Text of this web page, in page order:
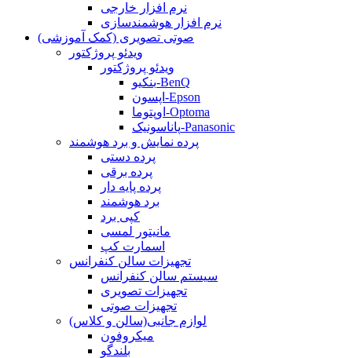
نرم افزار خارجی
نرم افزار هوشمندسازی
صوتی تصویری (کمک آموزشی)
ویدئو پروژکتور
ویدئو پروژکتور
بنکیو-BenQ
اپسون-Epson
اوپتوما-Optoma
پاناسونیک-Panasonic
پرده نمایش و برد هوشمند
پرده دستی
پرده برقی
پرده پایه دار
برد هوشمند
کپی برد
مانیتور لمسی
اسمارت کپ
تجهیزات سالن کنفرانس
سیستم سالن کنفرانس
تجهیزات تصویری
تجهیزات صوتی
لوازم جانبی(سالن و کلاس)
میکروفون
بلندگو